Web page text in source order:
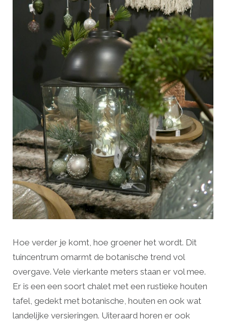
Hoe verder je komt, hoe groener het wordt. Dit
tuincentrum omarmt de botanische trend vol
overgave. Vele vierkante meters staan er vol mee.
Er is een een soort chalet met een rustieke houten
tafel, gedekt met botanische, houten en ook wat
landelijke versieringen. Uiteraard horen er ook